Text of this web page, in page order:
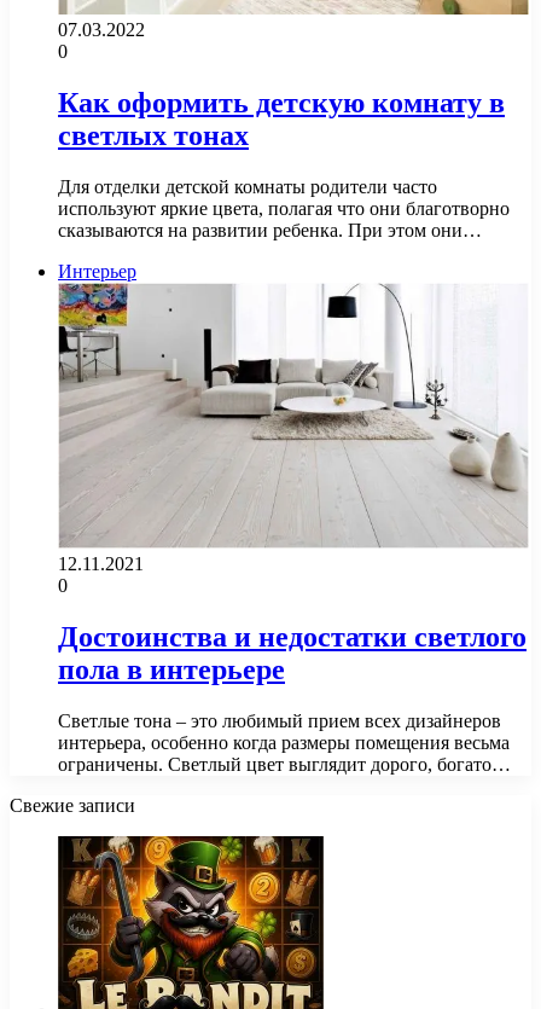
07.03.2022
0
Как оформить детскую комнату в
светлых тонах
Для отделки детской комнаты родители часто
используют яркие цвета, полагая что они благотворно
сказываются на развитии ребенка. При этом они…
Интерьер
12.11.2021
0
Достоинства и недостатки светлого
пола в интерьере
Светлые тона – это любимый прием всех дизайнеров
интерьера, особенно когда размеры помещения весьма
ограничены. Светлый цвет выглядит дорого, богато…
Свежие записи